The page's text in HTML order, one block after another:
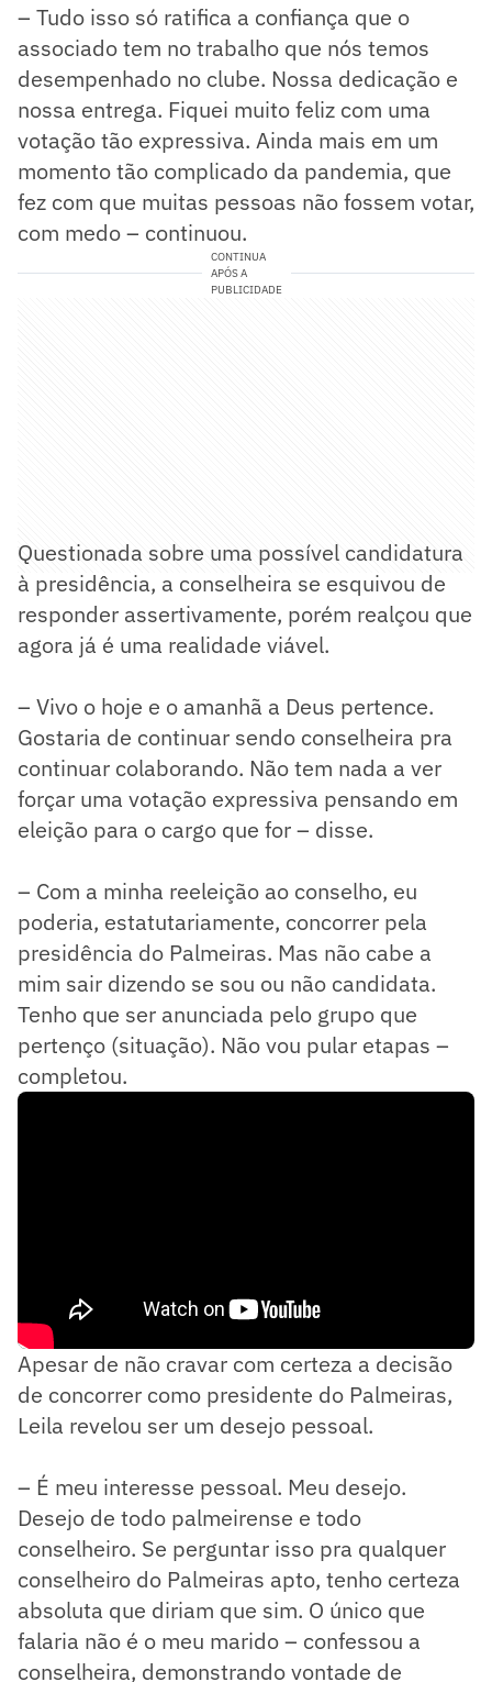
– Tudo isso só ratifica a confiança que o
associado tem no trabalho que nós temos
desempenhado no clube. Nossa dedicação e
nossa entrega. Fiquei muito feliz com uma
votação tão expressiva. Ainda mais em um
momento tão complicado da pandemia, que
fez com que muitas pessoas não fossem votar,
com medo – continuou.
CONTINUA
APÓS A
PUBLICIDADE
Questionada sobre uma possível candidatura
à presidência, a conselheira se esquivou de
responder assertivamente, porém realçou que
agora já é uma realidade viável.
– Vivo o hoje e o amanhã a Deus pertence.
Gostaria de continuar sendo conselheira pra
continuar colaborando. Não tem nada a ver
forçar uma votação expressiva pensando em
eleição para o cargo que for – disse.
– Com a minha reeleição ao conselho, eu
poderia, estatutariamente, concorrer pela
presidência do Palmeiras. Mas não cabe a
mim sair dizendo se sou ou não candidata.
Tenho que ser anunciada pelo grupo que
pertenço (situação). Não vou pular etapas –
completou.
Apesar de não cravar com certeza a decisão
de concorrer como presidente do Palmeiras,
Leila revelou ser um desejo pessoal.
– É meu interesse pessoal. Meu desejo.
Desejo de todo palmeirense e todo
conselheiro. Se perguntar isso pra qualquer
conselheiro do Palmeiras apto, tenho certeza
absoluta que diriam que sim. O único que
falaria não é o meu marido – confessou a
conselheira, demonstrando vontade de